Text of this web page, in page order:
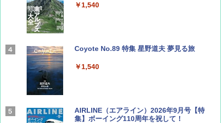
￥1,540
Coyote No.89 特集 星野道夫 夢見る旅
￥1,540
AIRLINE（エアライン）2026年9月号【特
集】ボーイング110周年を祝して！